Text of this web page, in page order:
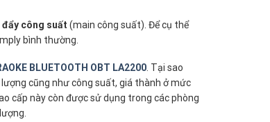
đẩy công suất (main công suất). Để cụ thể
bình thường.
BLUETOOTH OBT LA2200. Tại sao
cũng như công suất, giá thành ở mức
cấp này còn được sử dụng trong các phòng